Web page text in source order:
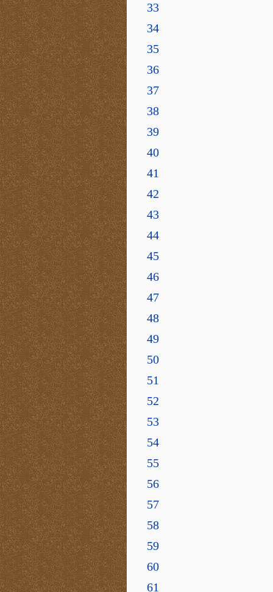
33
34
35
36
37
38
39
40
41
42
43
44
45
46
47
48
49
50
51
52
53
54
55
56
57
58
59
60
61